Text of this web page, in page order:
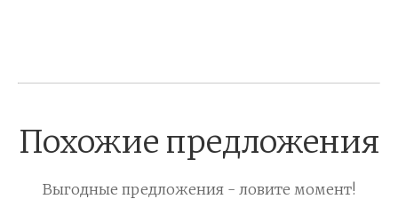
Похожие предложения
Выгодные предложения - ловите момент!